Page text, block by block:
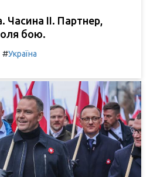
ІІ. Партнер,
бою.
#Україна